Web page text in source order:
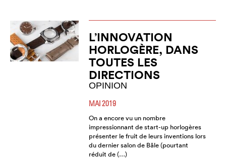
L’INNOVATION
HORLOGÈRE, DANS
TOUTES LES
DIRECTIONS
OPINION
MAI 2019
On a encore vu un nombre
impressionnant de start-up horlogères
présenter le fruit de leurs inventions lors
du dernier salon de Bâle (pourtant
réduit de (…)